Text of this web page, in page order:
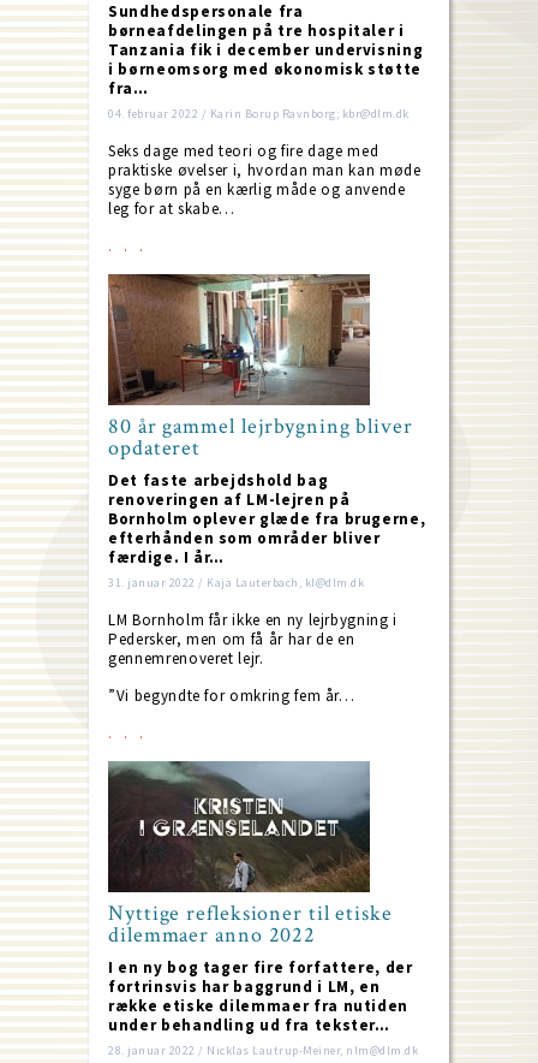
Sundhedspersonale fra
børneafdelingen på tre hospitaler i
Tanzania fik i december undervisning
i børneomsorg med økonomisk støtte
fra…
04. februar 2022 / Karin Borup Ravnborg; kbr@dlm.dk
Seks dage med teori og fire dage med
praktiske øvelser i, hvordan man kan møde
syge børn på en kærlig måde og anvende
leg for at skabe…
80 år gammel lejrbygning bliver
opdateret
Det faste arbejdshold bag
renoveringen af LM-lejren på
Bornholm oplever glæde fra brugerne,
efterhånden som områder bliver
færdige. I år…
31. januar 2022 / Kaja Lauterbach, kl@dlm.dk
LM Bornholm får ikke en ny lejrbygning i
Pedersker, men om få år har de en
gennemrenoveret lejr.
”Vi begyndte for omkring fem år…
Nyttige refleksioner til etiske
dilemmaer anno 2022
I en ny bog tager fire forfattere, der
fortrinsvis har baggrund i LM, en
række etiske dilemmaer fra nutiden
under behandling ud fra tekster…
28. januar 2022 / Nicklas Lautrup-Meiner, nlm@dlm.dk